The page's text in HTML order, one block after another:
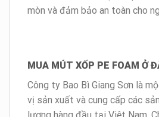
mòn và đảm bảo an toàn cho
MUA MÚT XỐP PE FOAM Ở
Công ty Bao Bì Giang Sơn là
vị sản xuất và cung cấp các